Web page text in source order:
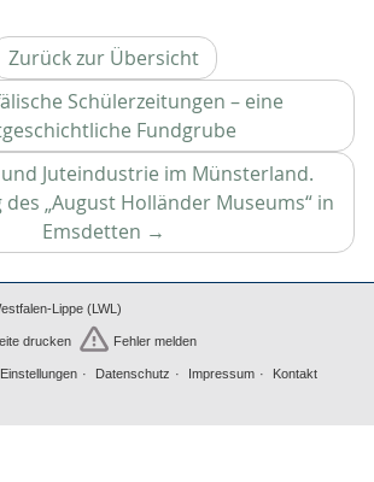
31
31
25
25
Schülerzeitungen – eine
Fundgrube
Artikel
Zurück zur Übersicht
Juteindustrie im Münsterland.
„August Holländer Museums“ in
Emsdetten Nächster
Artikel
→
Lippe (LWL)
drucken Fehler melden
Datenschutz Impressum
Kontakt